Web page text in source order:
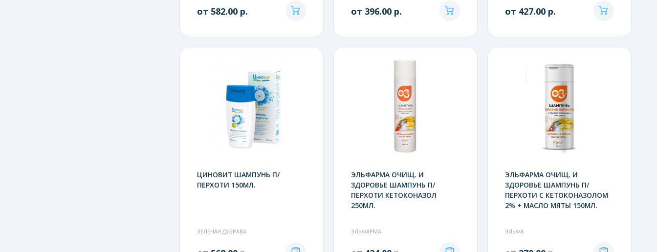
от 582.00 р. от 396.00 р. от 427.00 р.
ЦИНОВИТ ШАМПУНЬ П/
ПЕРХОТИ 150МЛ.
ЗЕЛЕНАЯ ДУБРАВА
ЭЛЬФАРМА ОЧИЩ. И
ЗДОРОВЬЕ ШАМПУНЬ П/
ПЕРХОТИ КЕТОКОНАЗОЛ
250МЛ.
ЭЛЬФАРМА
ЭЛЬФАРМА ОЧИЩ. И
ЗДОРОВЬЕ ШАМПУНЬ П/
ПЕРХОТИ С КЕТОКОНАЗОЛОМ
2% + МАСЛО МЯТЫ 150МЛ.
ЭЛЬФА